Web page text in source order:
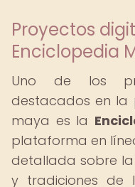
Proyectos
Enciclopedia
Uno de los
destacados en la
maya es la
plataforma en
detallada sobre
y tradiciones de